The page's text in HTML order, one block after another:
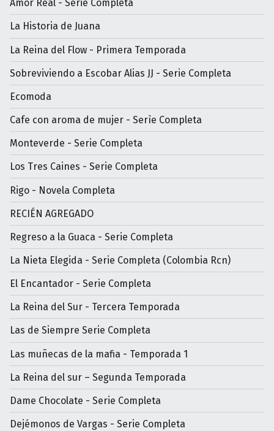
Amor Real - Serie Completa
La Historia de Juana
La Reina del Flow - Primera Temporada
Sobreviviendo a Escobar Alias JJ - Serie Completa
Ecomoda
Cafe con aroma de mujer - Serìe Completa
Monteverde - Serie Completa
Los Tres Caines - Serie Completa
Rigo - Novela Completa
RECIÉN AGREGADO
Regreso a la Guaca - Serie Completa
La Nieta Elegida - Serie Completa (Colombia Rcn)
El Encantador - Serie Completa
La Reina del Sur - Tercera Temporada
Las de Siempre Serie Completa
Las muñecas de la mafia - Temporada 1
La Reina del sur – Segunda Temporada
Dame Chocolate - Serie Completa
Dejémonos de Vargas - Serie Completa